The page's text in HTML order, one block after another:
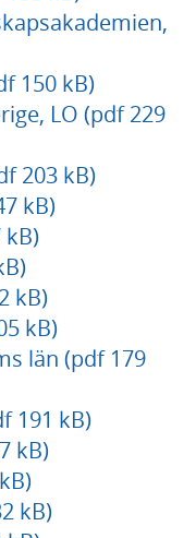
150 kB)
LO (pdf 229
203 kB)
kB)
kB)
kB)
län (pdf 179
191 kB)
kB)
kB)